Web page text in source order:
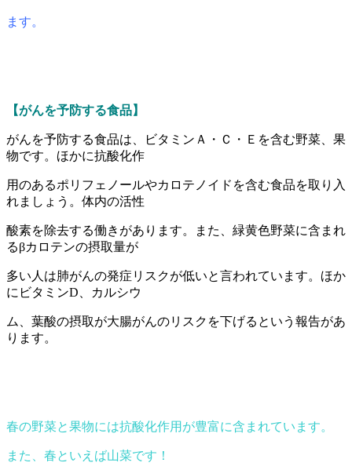
ます。
【がんを予防する食品】
がんを予防する食品は、ビタミンＡ・Ｃ・Ｅを含む野菜、果
物です。ほかに抗酸化作
用のあるポリフェノールやカロテノイドを含む食品を取り入
れましょう。体内の活性
酸素を除去する働きがあります。また、緑黄色野菜に含まれ
るβカロテンの摂取量が
多い人は肺がんの発症リスクが低いと言われています。ほか
にビタミンD、カルシウ
ム、葉酸の摂取が大腸がんのリスクを下げるという報告があ
ります。
春の野菜と果物には抗酸化作用が豊富に含まれています。
また、春といえば山菜です！